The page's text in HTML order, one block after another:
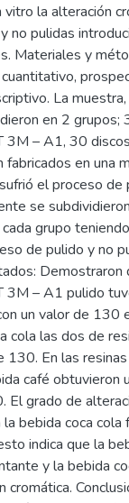
la alteración
no pulidas
Materiales y
La
en 2 grupos;
3M – A1, 30
en una
el proceso de
se
grupo
de pulido y no
Demostraron
3M – A1 pulido
un valor de 130
cola las dos de
En las
café obtuvieron
El grado de
bebida coca cola
indica que la
y la bebida
cromática.